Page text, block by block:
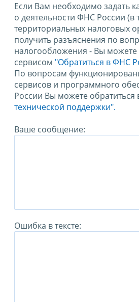
Если Вам необходимо задать
о деятельности ФНС России (в
территориальных налоговых
получить разъяснения по
налогообложения - Вы можете
сервисом "Обратиться в ФНС
По вопросам
сервисов и программного
России Вы можете обратиться
технической поддержки".
Ваше сообщение:
Ошибка в тексте: